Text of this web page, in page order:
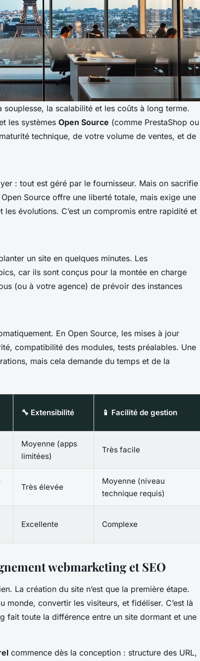
la scalabilité et les coûts à long terme.
les systèmes Open Source (comme PrestaShop ou
technique, de votre volume de ventes, et de
: tout est géré par le fournisseur. Mais on sacrifie
Source offre une liberté totale, mais exige une
évolutions. C’est un compromis entre rapidité et
un site en quelques minutes. Les
car ils sont conçus pour la montée en charge
(ou à votre agence) de prévoir des instances
En Open Source, les mises à jour
compatibilité des modules, tests préalables. Une
mais cela demande du temps et de la
🔧 Extensibilité 📱 Facilité de gestion
Moyenne (apps
limitées)
Très facile
Très élevée
Moyenne (niveau
technique requis)
Excellente Complexe
webmarketing et SEO
La création du site n’est que la première étape.
monde, convertir les visiteurs, et fidéliser. C’est là
fait toute la différence entre un site dormant et une
commence dès la conception : structure des URL,